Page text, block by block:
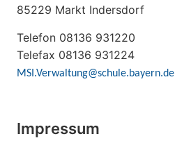
85229 Markt Indersdorf
Telefon 08136 931220
Telefax 08136 931224
MSI.Verwaltung@schule.bayern.de
Impressum